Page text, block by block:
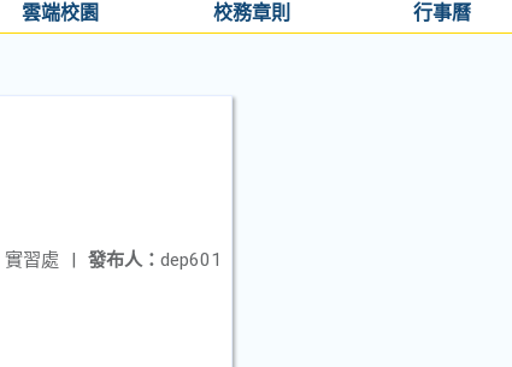
雲端校園 校務章則 行事曆
發布人： dep601
實習處 |